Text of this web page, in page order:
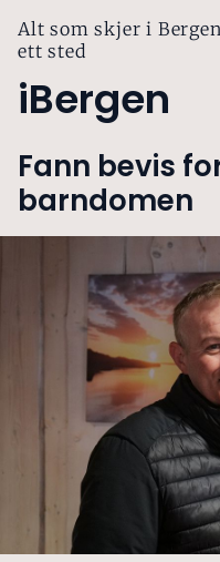
Alt som skjer i
ett sted
iBergen
Fann bevis
barndomen